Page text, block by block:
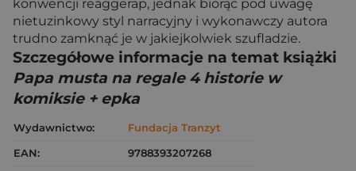
konwencji reaggerap, jednak biorąc pod uwagę
nietuzinkowy styl narracyjny i wykonawczy autora
trudno zamknąć je w jakiejkolwiek szufladzie.
Szczegółowe informacje na temat książki
Papa musta na regale 4 historie w
komiksie + epka
Wydawnictwo:
Fundacja Tranzyt
EAN:
9788393207268